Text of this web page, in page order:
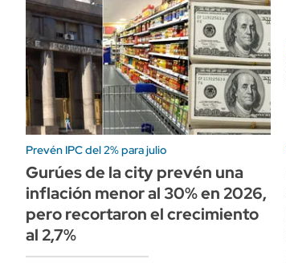
Prevén IPC del 2% para julio
Gurúes de la city prevén una
inflación menor al 30% en 2026,
pero recortaron el crecimiento
al 2,7%